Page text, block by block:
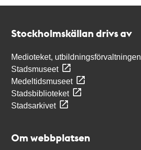
Stockholmskällan drivs av
Medioteket, utbildningsförvaltningen
Stadsmuseet
Medeltidsmuseet
Stadsbiblioteket
Stadsarkivet
Om webbplatsen